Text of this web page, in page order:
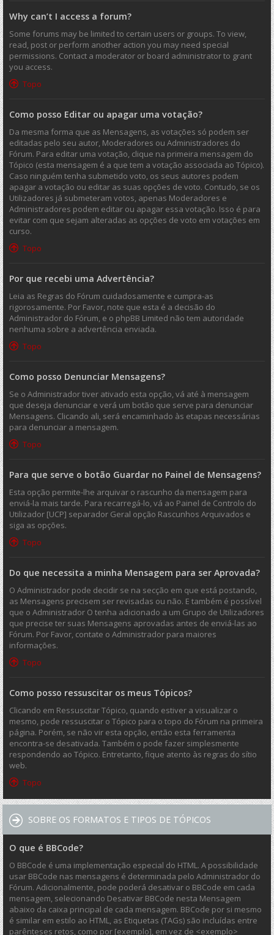
Why can’t I access a forum?
Some forums may be limited to certain users or groups. To view,
read, post or perform another action you may need special
permissions. Contact a moderator or board administrator to grant
you access.
Topo
Como posso Editar ou apagar uma votação?
Da mesma forma que as Mensagens, as votações só podem ser
editadas pelo seu autor, Moderadores ou Administradores do
Fórum. Para editar uma votação, clique na primeira mensagem do
Tópico (esta mensagem é a que tem a votação associada ao Tópico).
Caso ninguém tenha submetido voto, os seus autores podem
apagar a votação ou editar as suas opções de voto. Contudo, se os
Utilizadores já submeteram votos, apenas Moderadores e
Administradores podem editar ou apagar essa votação. Isso é para
evitar com que sejam alteradas as opções de voto em votações em
curso.
Topo
Por que recebi uma Advertência?
Leia as Regras do Fórum cuidadosamente e cumpra-as
rigorosamente. Por Favor, note que esta é a decisão do
Administrador do Fórum, e o phpBB Limited não tem autoridade
nenhuma sobre a advertência enviada.
Topo
Como posso Denunciar Mensagens?
Se o Administrador tiver ativado esta opção, vá até à mensagem
que deseja denunciar e verá um botão que serve para denunciar
Mensagens. Clicando ali, será encaminhado às etapas necessárias
para denunciar a mensagem.
Topo
Para que serve o botão Guardar no Painel de Mensagens?
Esta opção permite-lhe arquivar o rascunho da mensagem para
enviá-la mais tarde. Para recarregá-lo, vá ao Painel de Controlo do
Utilizador [UCP] separador Geral opção Rascunhos Arquivados e
siga as opções.
Topo
Do que necessita a minha Mensagem para ser Aprovada?
O Administrador pode decidir se na secção em que está postando,
as Mensagens precisem ser revisadas ou não. E também é possível
que o Administrador O tenha adicionado a um Grupo de Utilizadores
que precise ter suas Mensagens aprovadas antes de enviá-las ao
Fórum. Por Favor, contate o Administrador para maiores
informações.
Topo
Como posso ressuscitar os meus Tópicos?
Clicando em Ressuscitar Tópico, quando estiver a visualizar o
mesmo, pode ressuscitar o Tópico para o topo do Fórum na primeira
página. Porém, se não vir esta opção, então esta ferramenta
encontra-se desativada. Também o pode fazer simplesmente
respondendo ao Tópico. Entretanto, fique atento às regras do sítio
web.
Topo
SOBRE OS FORMATOS E TIPOS DE TÓPICOS
O que é BBCode?
O BBCode é uma implementação especial do HTML. A possibilidade
usar BBCode nas mensagens é determinada pelo Administrador do
Fórum. Adicionalmente, pode poderá desativar o BBCode em cada
mensagem, selecionando Desativar BBCode nesta Mensagem
abaixo da caixa principal de cada mensagem. BBCode por si mesmo
é similar em estilo ao HTML, as Etiquetas (TAGs) são incluídas entre
parênteses retos, como por [exemplo], em vez de <exemplo>